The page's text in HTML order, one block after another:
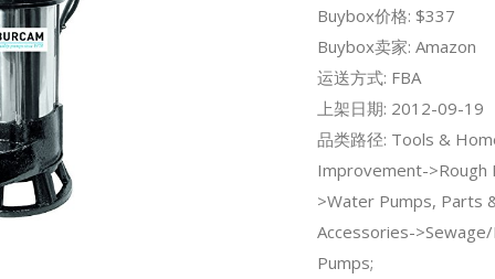
Buybox价格: $337
Buybox卖家: Amazon
运送方式: FBA
上架日期: 2012-09-19
品类路径: Tools &
Improvement->Rough
>Water Pumps, Parts
Accessories-
Pumps;